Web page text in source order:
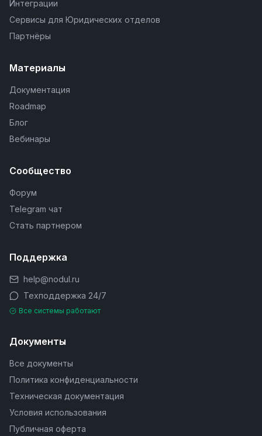
Интеграции
Сервисы для Юридических отделов
Партнёры
Материалы
Документация
Roadmap
Блог
Вебинары
Сообщество
Форум
Telegram чат
Стать партнером
Поддержка
help@nodul.ru
Техподдержка 24/7
Все системы работают
Документы
Все документы
Политика конфиденциальности
Техническая документация
Условия использования
Публичная оферта